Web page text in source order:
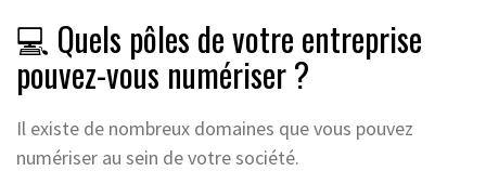
💻 Quels pôles de votre entreprise
pouvez-vous numériser ?
Il existe de nombreux domaines que vous pouvez
numériser au sein de votre société.